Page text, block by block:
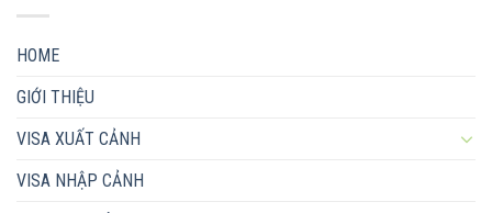
HOME
GIỚI THIỆU
VISA XUẤT CẢNH
VISA NHẬP CẢNH